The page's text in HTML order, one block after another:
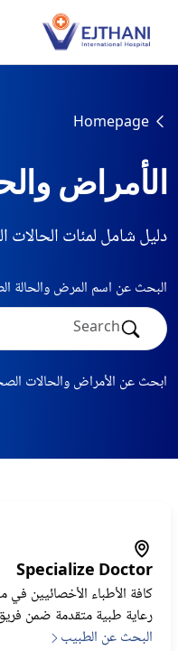
الأمراض
دليل شامل لمئات الحالات
البحث عن اسم المرض والحالة
ابحث عن الأمراض والحالات
Our Expertise
in Bangkok trusted by
patients worldwide.
Specialize Doctor
كافة الأطباء الأخصائيين
رعاية طبية متقدمة ضمن
البحث عن الطبيب